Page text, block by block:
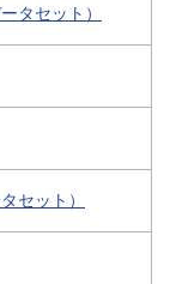
タセット）
セット）